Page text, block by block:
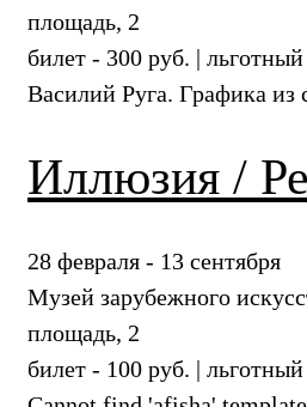
площадь, 2
билет - 300 руб. |
Василий Руга. Графика из
Иллюзия /
28 февраля - 13 сентября
Музей зарубежного
площадь, 2
билет - 100 руб. |